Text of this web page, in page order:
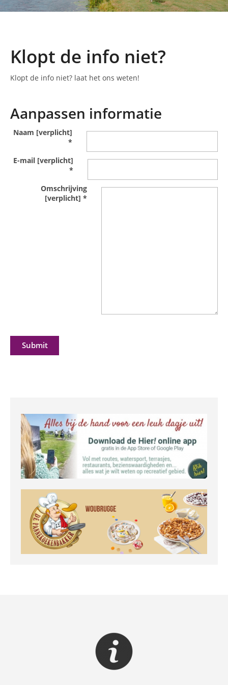
Klopt de info niet?
Klopt de info niet? laat het ons weten!
Aanpassen informatie
Naam [verplicht]
*
E-mail [verplicht]
*
Omschrijving
[verplicht]*